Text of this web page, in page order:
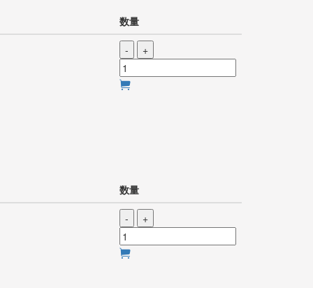
数量
- +
数量
- +